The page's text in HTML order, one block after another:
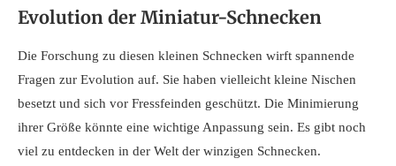
Evolution der Miniatur-Schnecken
Die Forschung zu diesen kleinen Schnecken wirft spannende
Fragen zur Evolution auf. Sie haben vielleicht kleine Nischen
besetzt und sich vor Fressfeinden geschützt. Die Minimierung
ihrer Größe könnte eine wichtige Anpassung sein. Es gibt noch
viel zu entdecken in der Welt der winzigen Schnecken.